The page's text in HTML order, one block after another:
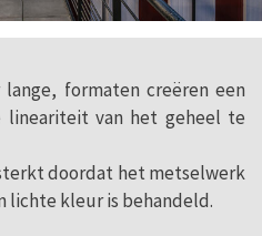
formaten creëren een
lineariteit van het geheel te
doordat het metselwerk
lichte kleur is behandeld.